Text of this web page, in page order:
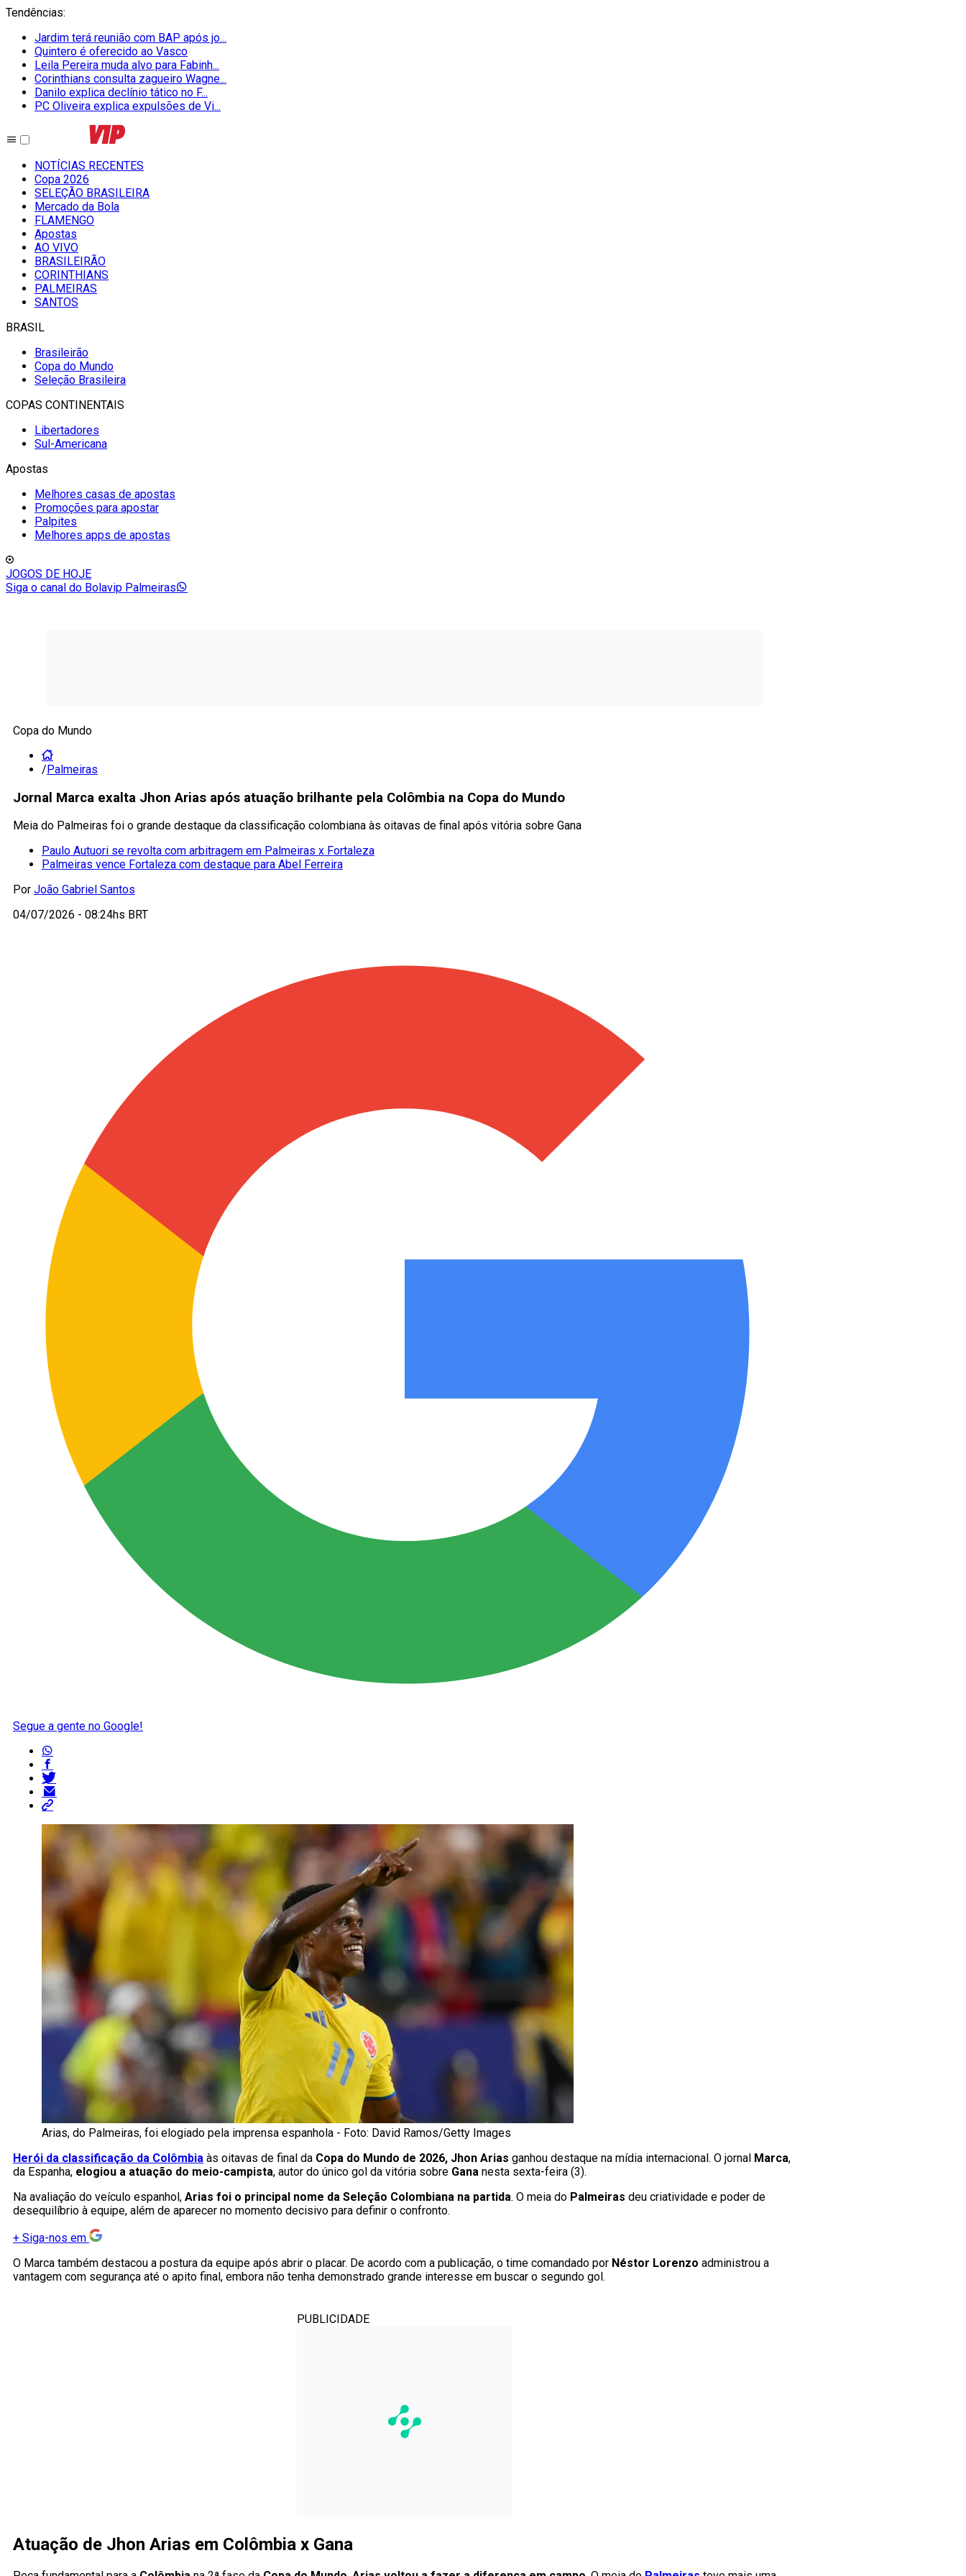
Tendências:
Jardim terá reunião com BAP após jo...
Quintero é oferecido ao Vasco
Leila Pereira muda alvo para Fabinh...
Corinthians consulta zagueiro Wagne...
Danilo explica declínio tático no F...
PC Oliveira explica expulsões de Vi...
NOTÍCIAS RECENTES
Copa 2026
SELEÇÃO BRASILEIRA
Mercado da Bola
FLAMENGO
Apostas
AO VIVO
BRASILEIRÃO
CORINTHIANS
PALMEIRAS
SANTOS
BRASIL
Brasileirão
Copa do Mundo
Seleção Brasileira
COPAS CONTINENTAIS
Libertadores
Sul-Americana
Apostas
Melhores casas de apostas
Promoções para apostar
Palpites
Melhores apps de apostas
JOGOS DE HOJE
Siga o canal do Bolavip Palmeiras
Copa do Mundo
/Palmeiras
Jornal Marca exalta Jhon Arias após atuação brilhante pela Colômbia na Copa do Mundo
Meia do Palmeiras foi o grande destaque da classificação colombiana às oitavas de final após vitória sobre Gana
Paulo Autuori se revolta com arbitragem em Palmeiras x Fortaleza
Palmeiras vence Fortaleza com destaque para Abel Ferreira
Por João Gabriel Santos
04/07/2026 - 08:24hs BRT
Segue a gente no Google!
Arias, do Palmeiras, foi elogiado pela imprensa espanhola - Foto: David Ramos/Getty Images
Herói da classificação da Colômbia às oitavas de final da Copa do Mundo de 2026, Jhon Arias ganhou destaque na mídia internacional. O jornal Marca,
da Espanha, elogiou a atuação do meio-campista, autor do único gol da vitória sobre Gana nesta sexta-feira (3).
Na avaliação do veículo espanhol, Arias foi o principal nome da Seleção Colombiana na partida. O meia do Palmeiras deu criatividade e poder de
desequilíbrio à equipe, além de aparecer no momento decisivo para definir o confronto.
+ Siga-nos em
O Marca também destacou a postura da equipe após abrir o placar. De acordo com a publicação, o time comandado por Néstor Lorenzo administrou a
vantagem com segurança até o apito final, embora não tenha demonstrado grande interesse em buscar o segundo gol.
PUBLICIDADE
Atuação de Jhon Arias em Colômbia x Gana